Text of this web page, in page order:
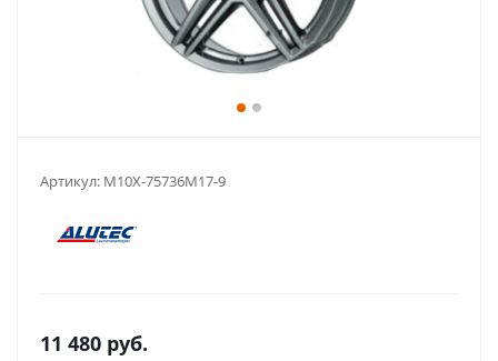
Артикул: M10X-75736M17-9
11 480 руб.